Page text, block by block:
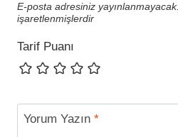
E-posta adresiniz yayınlanmayacak.
işaretlenmişlerdir
Tarif Puanı
Yorum Yazın *